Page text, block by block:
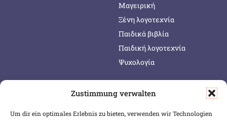
Zustimmung verwalten
Um dir ein optimales Erlebnis zu bieten, verwenden wir Technologien
Μαγειρική
Ξένη λογοτεχνία
Παιδικά βιβλία
Παιδική λογοτεχνία
Ψυχολογία
SERVICE & INFOS
Warenkorb
SICHER BEZAHLEN